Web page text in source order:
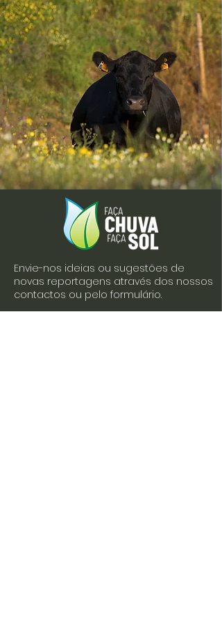
Envie-nos ideias ou sugestões de
novas reportagens através dos nossos
contactos ou pelo formulário.